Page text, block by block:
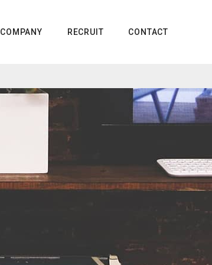
COMPANY RECRUIT CONTACT